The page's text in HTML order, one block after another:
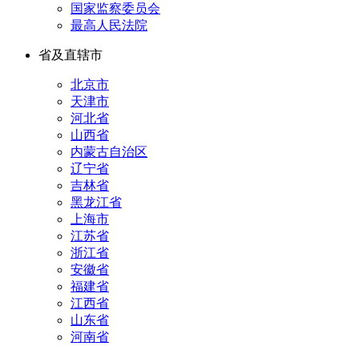
国家监察委员会
最高人民法院
省及直辖市
北京市
天津市
河北省
山西省
内蒙古自治区
辽宁省
吉林省
黑龙江省
上海市
江苏省
浙江省
安徽省
福建省
江西省
山东省
河南省